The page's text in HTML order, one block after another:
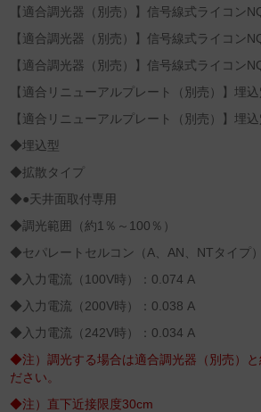
【適合調光器（別売）】信号線式ライコン
【適合調光器（別売）】信号線式ライコン
【適合調光器（別売）】信号線式ライコン
【適合リニューアルプレート（別売）】埋
【適合リニューアルプレート（別売）】埋
◆埋込型
◆拡散タイプ
◆●天井面取付専用
◆調光範囲（約1％～100％）
◆セパレートセルコン（A、AN、NTタイプ
◆入力電流（100V時）：0.074 A
◆入力電流（200V時）：0.038 A
◆入力電流（242V時）：0.034 A
◆注）調光する場合は適合調光器（別売）と
ださい。
◆注）直下近接限度30cm